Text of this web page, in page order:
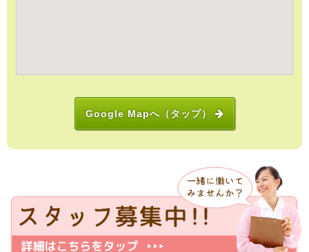
Google Mapへ（タップ）